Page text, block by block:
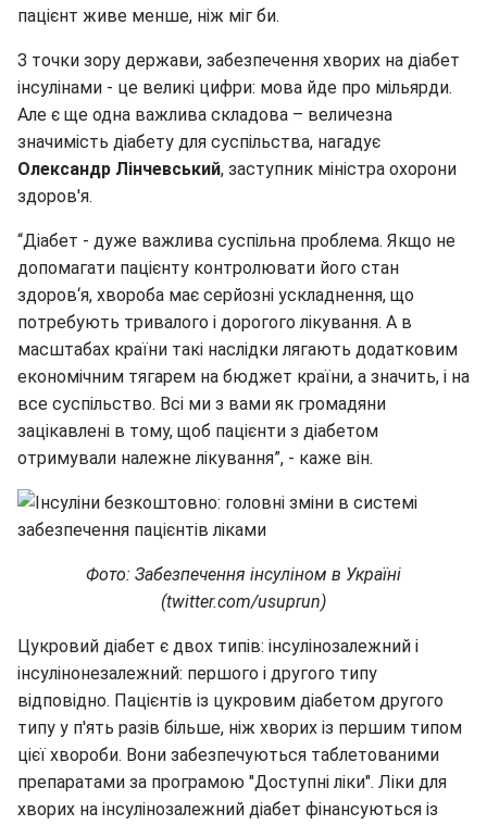
пацієнт живе менше, ніж міг би.
З точки зору держави, забезпечення хворих на діабет
інсулінами - це великі цифри: мова йде про мільярди.
Але є ще одна важлива складова – величезна
значимість діабету для суспільства, нагадує
Олександр Лінчевський, заступник міністра охорони
здоров'я.
“Діабет - дуже важлива суспільна проблема. Якщо не
допомагати пацієнту контролювати його стан
здоров‘я, хвороба має серйозні ускладнення, що
потребують тривалого і дорогого лікування. А в
масштабах країни такі наслідки лягають додатковим
економічним тягарем на бюджет країни, а значить, і на
все суспільство. Всі ми з вами як громадяни
зацікавлені в тому, щоб пацієнти з діабетом
отримували належне лікування”, - каже він.
Фото: Забезпечення інсуліном в Україні
(twitter.com/usuprun)
Цукровий діабет є двох типів: інсулінозалежний і
інсулінонезалежний: першого і другого типу
відповідно. Пацієнтів із цукровим діабетом другого
типу у п'ять разів більше, ніж хворих із першим типом
цієї хвороби. Вони забезпечуються таблетованими
препаратами за програмою "Доступні ліки". Ліки для
хворих на інсулінозалежний діабет фінансуються із